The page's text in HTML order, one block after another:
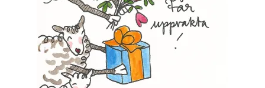
flera
varianter.
De
olika
alternativen
kan